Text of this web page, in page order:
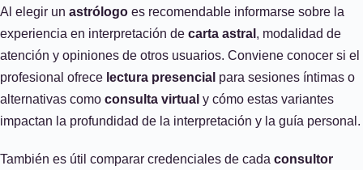
Al elegir un astrólogo es recomendable informarse sobre la
experiencia en interpretación de carta astral , modalidad de
atención y opiniones de otros usuarios. Conviene conocer si el
profesional ofrece lectura presencial para sesiones íntimas o
alternativas como consulta virtual y cómo estas variantes
impactan la profundidad de la interpretación y la guía personal.
También es útil comparar credenciales de cada consultor